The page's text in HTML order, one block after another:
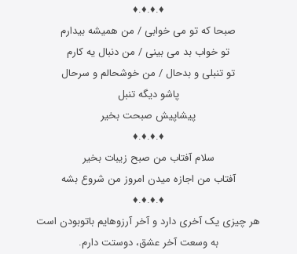
♦.♦.♦.♦
صبحا که تو می خوابی / من همیشه بیدارم
تو خواب بد می بینی / من دنبال یه کارم
تو تنبلی و بدحال / من خوشحالم و سرحال
پاشو دیگه تنبل
پیشاپیش صبحت بخیر
♦.♦.♦.♦
سلام آفتاب من صبح زیبات بخیر
آفتاب من اجازه میدن امروز من شروع بشه
♦.♦.♦.♦
هر چیزی یک آخری دارد و آخر آرزوهایم باتوبودن است
به وسعت آخر عشق، دوستت دارم.